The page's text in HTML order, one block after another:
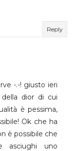
Reply
-.-! giusto ieri
dior di cui
è pessima,
Ok che ha
è possibile che
asciughi uno